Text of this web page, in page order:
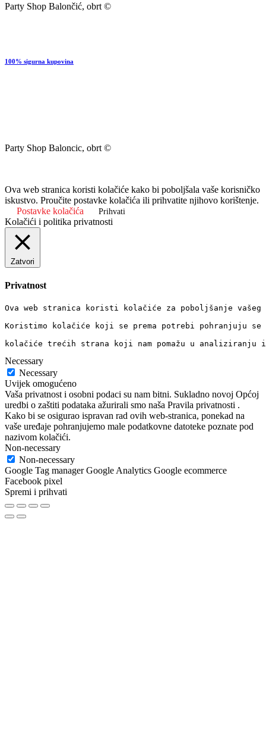
Party Shop Balončić, obrt ©
100% sigurna kupovina
Party Shop Baloncic, obrt ©
Ova web stranica koristi kolačiće kako bi poboljšala vaše korisničko
iskustvo. Proučite postavke kolačića ili prihvatite njihovo korištenje.
Postavke kolačića
Prihvati
Kolačići i politika privatnosti
Zatvori
Privatnost
Ova web stranica koristi kolačiće za poboljšanje
Koristimo kolačiće koji se prema potrebi pohranjuju
kolačiće trećih strana koji nam pomažu u
Necessary
Necessary
Uvijek omogućeno
Vaša privatnost i osobni podaci su nam bitni. Sukladno novoj Općoj
uredbi o zaštiti podataka ažurirali smo naša Pravila privatnosti .
Kako bi se osigurao ispravan rad ovih web-stranica, ponekad na
vaše uređaje pohranjujemo male podatkovne datoteke poznate pod
nazivom kolačići.
Non-necessary
Non-necessary
Google Tag manager Google Analytics Google ecommerce
Facebook pixel
Spremi i prihvati